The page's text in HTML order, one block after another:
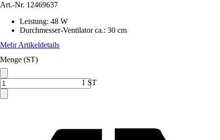
Art.-Nr. 12469637
Leistung: 48 W
Durchmesser-Ventilator ca.: 30 cm
Mehr Artikeldetails
Menge (ST)
1 ST